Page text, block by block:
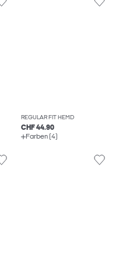
REGULAR FIT HEMD
CHF 44.90
Farben (4)